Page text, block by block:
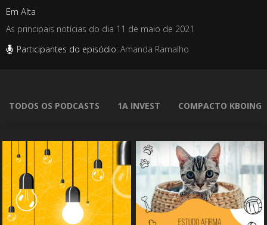
Em Alta
As principais notícias do dia 11 de maio de 2021
Participantes do episódio: Amanda Ramalho
TODOS OS PODCASTS 1A INVEST COMPACTO KBOING